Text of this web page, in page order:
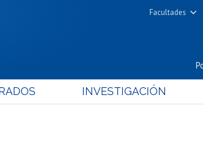
Facultades
Cs.
Cs.
INVESTIGACIÓN